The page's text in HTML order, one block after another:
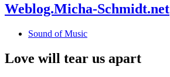
Weblog.Micha-Schmidt.net
Sound of Music
Love will tear us apart